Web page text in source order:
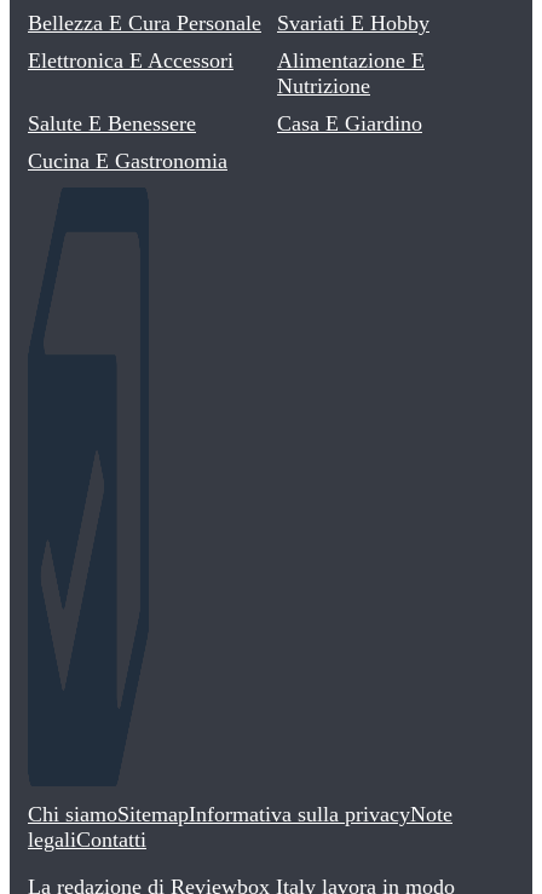
Bellezza E Cura Personale
Svariati E Hobby
Elettronica E Accessori
Alimentazione E
Nutrizione
Salute E Benessere
Casa E Giardino
Cucina E Gastronomia
Chi siamoSitemapInformativa sulla privacyNote
legaliContatti
La redazione di Reviewbox Italy lavora in modo